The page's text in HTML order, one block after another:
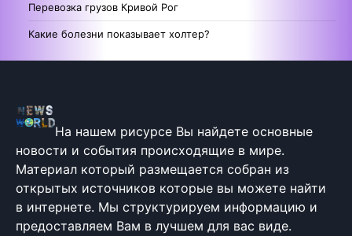
Перевозка грузов Кривой Рог
Какие болезни показывает холтер?
На нашем рисурсе Вы найдете основные
новости и события происходящие в мире.
Материал который размещается собран из
открытых источников которые вы можете найти
в интернете. Мы структурируем информацию и
предоставляем Вам в лучшем для вас виде.